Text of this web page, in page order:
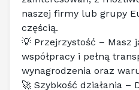
naszej firmy lub grupy
częścią.
💡 Przejrzystość – Masz
współpracy i pełną
wynagrodzenia oraz
🚀 Szybkość działania –